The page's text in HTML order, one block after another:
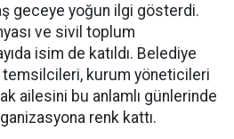
geceye yoğun ilgi gösterdi.
ve sivil toplum
isim de katıldı. Belediye
temsilcileri, kurum yöneticileri
ailesini bu anlamlı günlerinde
renk kattı.